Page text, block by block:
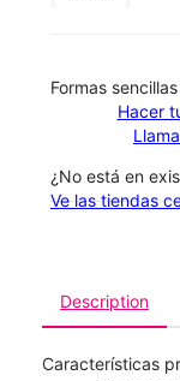
​​​​​​​Formas
Hacer
¿No está en
Ve las tiendas
Description
Características